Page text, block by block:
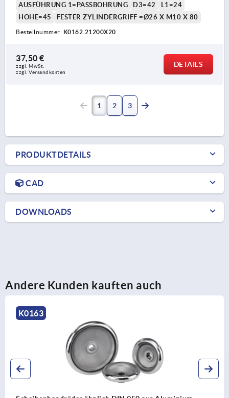
AUSFÜHRUNG 1=PASSBOHRUNG
D3=42
L1=24
HÖHE=45
FESTER ZYLINDERGRIFF =Ø26 X M10 X 80
Bestellnummer: K0162.21200X20
37,50 €
zzgl. MwSt.
zzgl. Versandkosten
DETAILS
1 2 3
PRODUKTDETAILS
CAD
DOWNLOADS
Andere Kunden kauften auch